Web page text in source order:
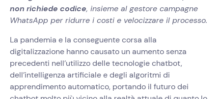
non richiede codice, insieme al gestore campagne
WhatsApp per ridurre i costi e velocizzare il processo.
La pandemia e la conseguente corsa alla
digitalizzazione hanno causato un aumento senza
precedenti nell’utilizzo delle tecnologie chatbot,
dell’intelligenza artificiale e degli algoritmi di
apprendimento automatico, portando il futuro dei